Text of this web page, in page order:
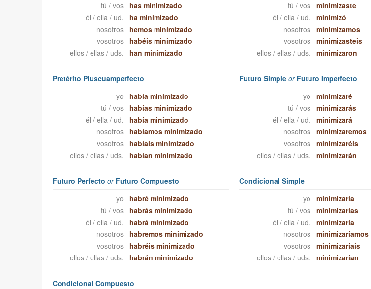
tú / vos
has minimizado
él / ella / ud.
ha minimizado
nosotros
hemos minimizado
vosotros
habéis minimizado
ellos / ellas / uds.
han minimizado
tú / vos
minimizaste
él / ella / ud.
minimizó
nosotros
minimizamos
vosotros
minimizasteis
ellos / ellas / uds.
minimizaron
Pretérito Pluscuamperfecto
yo
había minimizado
tú / vos
habías minimizado
él / ella / ud.
había minimizado
nosotros
habíamos minimizado
vosotros
habíais minimizado
ellos / ellas / uds.
habían minimizado
Futuro SimpleorFuturo Imperfecto
yo
minimizaré
tú / vos
minimizarás
él / ella / ud.
minimizará
nosotros
minimizaremos
vosotros
minimizaréis
ellos / ellas / uds.
minimizarán
Futuro Perfecto orFuturo Compuesto
yo
habré minimizado
tú / vos
habrás minimizado
él / ella / ud.
habrá minimizado
nosotros
habremos minimizado
vosotros
habréis minimizado
ellos / ellas / uds.
habrán minimizado
Condicional Simple
yo
minimizaría
tú / vos
minimizarías
él / ella / ud.
minimizaría
nosotros
minimizaríamos
vosotros
minimizaríais
ellos / ellas / uds.
minimizarían
Condicional Compuesto